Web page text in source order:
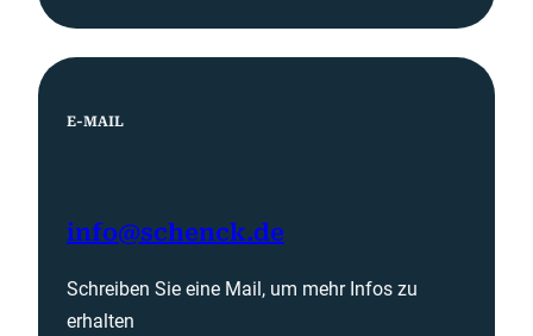
E-MAIL
info@schenck.de
Schreiben Sie eine Mail, um mehr Infos zu
erhalten